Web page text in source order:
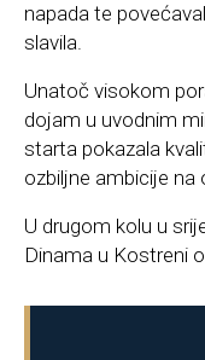
napada te
slavila.
Unatoč visokom
dojam u uvodnim
starta pokazala
ozbiljne ambicije na
U drugom kolu u
Dinama u Kostreni